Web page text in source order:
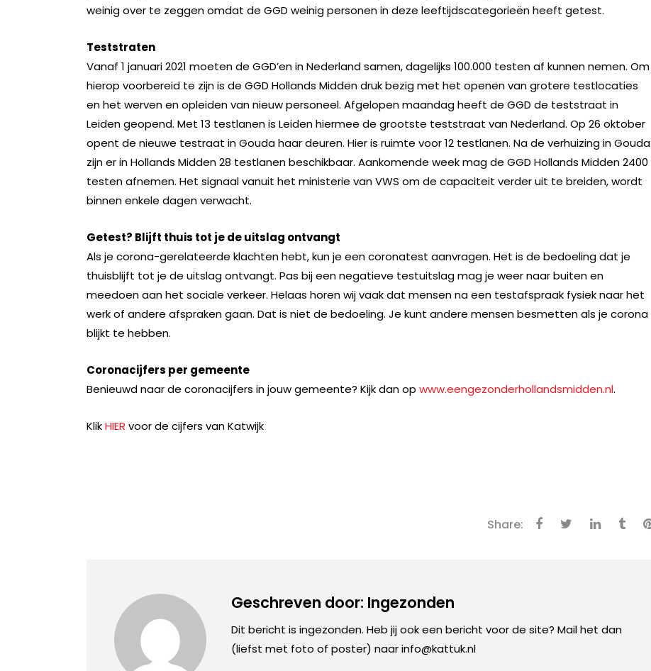
weinig over te zeggen omdat de GGD weinig personen in deze leeftijdscategorieën heeft getest.
Teststraten
Vanaf 1 januari 2021 moeten de GGD’en in Nederland samen, dagelijks 100.000 testen af kunnen nemen. Om
hierop voorbereid te zijn is de GGD Hollands Midden druk bezig met het openen van grotere testlocaties
en het werven en opleiden van nieuw personeel. Afgelopen maandag heeft de GGD de teststraat in
Leiden geopend. Met 13 testlanen is Leiden hiermee de grootste teststraat van Nederland. Op 26 oktober
opent de nieuwe testraat in Gouda haar deuren. Hier is ruimte voor 12 testlanen. Na de verhuizing in Gouda
zijn er in Hollands Midden 28 testlanen beschikbaar. Aankomende week mag de GGD Hollands Midden 2400
testen afnemen. Het signaal vanuit het ministerie van VWS om de capaciteit verder uit te breiden, wordt
binnen enkele dagen verwacht. ​
Getest? Blijft thuis tot je de uitslag ontvangt
Als je corona-gerelateerde klachten hebt, kun je een coronatest aanvragen. Het is de bedoeling dat je
thuisblijft tot je de uitslag ontvangt. Pas bij een negatieve testuitslag mag je weer naar buiten en
meedoen aan het sociale verkeer. Helaas horen wij vaak dat mensen na een testafspraak fysiek naar het
werk of andere afspraken gaan. Dat is niet de bedoeling. Je kunt andere mensen besmetten als je corona
blijkt te hebben.
Coronacijfers per gemeente
Benieuwd naar de coronacijfers in jouw gemeente? Kijk dan op www.eengezonderhollandsmidden.nl.
KlikHIER voor de cijfers van Katwijk
Share:
Geschreven door: Ingezonden
Dit bericht is ingezonden. Heb jij ook een bericht voor de site? Mail het dan
(liefst met foto of poster) naar info@kattuk.nl